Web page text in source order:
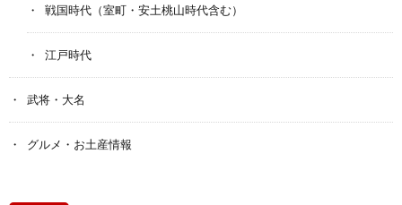
戦国時代（室町・安土桃山時代含む）
江戸時代
武将・大名
グルメ・お土産情報